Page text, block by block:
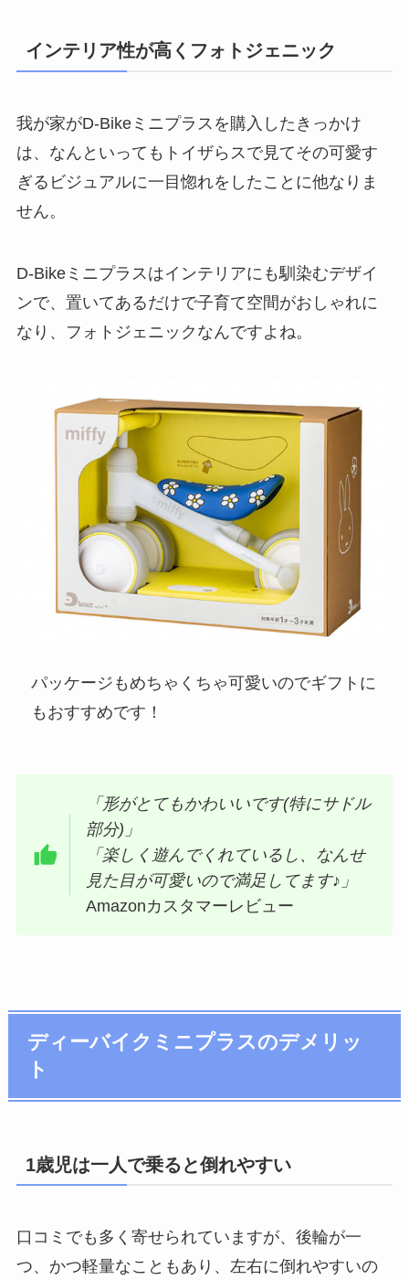
インテリア性が高くフォトジェニック
我が家がD-Bikeミニプラスを購入したきっかけ
は、なんといってもトイザらスで見てその可愛す
ぎるビジュアルに一目惚れをしたことに他なりま
せん。
D-Bikeミニプラスはインテリアにも馴染むデザイ
ンで、置いてあるだけで子育て空間がおしゃれに
なり、フォトジェニックなんですよね。
パッケージもめちゃくちゃ可愛いのでギフトに
もおすすめです！
「形がとてもかわいいです(特にサドル
部分)」
「楽しく遊んでくれているし、なんせ
見た目が可愛いので満足してます♪」
Amazonカスタマーレビュー
ディーバイクミニプラスのデメリッ
ト
1歳児は一人で乗ると倒れやすい
口コミでも多く寄せられていますが、後輪が一
つ、かつ軽量なこともあり、左右に倒れやすいの